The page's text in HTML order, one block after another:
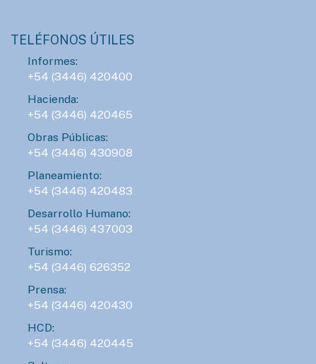
TELÉFONOS ÚTILES
Informes:
+54 (3446) 420400
Hacienda:
+54 (3446) 420465
Obras Públicas:
+54 (3446) 430908
Planeamiento:
+54 (3446) 420483
Desarrollo Humano:
+54 (3446) 437003
Turismo:
+54 (3446) 626352
Prensa:
+54 (3446) 420430
HCD:
+54 (3446) 420445